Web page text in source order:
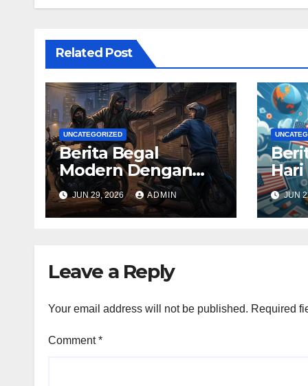
Related Post
UNCATEGORIZED
Berita Begal
Modern Dengan
Kondisi Keamanan
Terkini
JUN 29, 2026 ADMIN
Hari
dan
JUN
Leave a Reply
Your email address will not be published. Required
Comment*